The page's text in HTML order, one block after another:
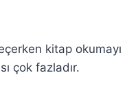
kitap okumayı
çok fazladır.